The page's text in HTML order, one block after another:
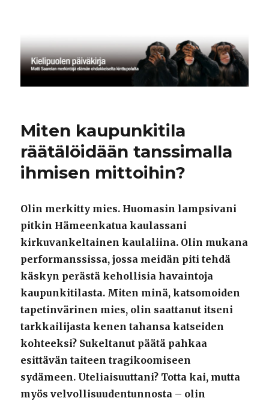
Miten kaupunkitila
räätälöidään tanssimalla
ihmisen mittoihin?
Olin merkitty mies. Huomasin lampsivani
pitkin Hämeenkatua kaulassani
kirkuvankeltainen kaulaliina. Olin mukana
performanssissa, jossa meidän piti tehdä
käskyn perästä kehollisia havaintoja
kaupunkitilasta. Miten minä, katsomoiden
tapetinvärinen mies, olin saattanut itseni
tarkkailijasta kenen tahansa katseiden
kohteeksi? Sukeltanut päätä pahkaa
esittävän taiteen tragikoomiseen
sydämeen. Uteliaisuuttani? Totta kai, mutta
myös velvollisuudentunnosta – olin